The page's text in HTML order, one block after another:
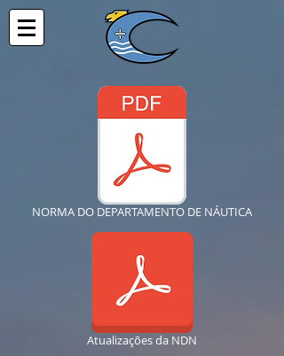
NORMA DO DEPARTAMENTO DE NÁUTICA
Atualizações da NDN